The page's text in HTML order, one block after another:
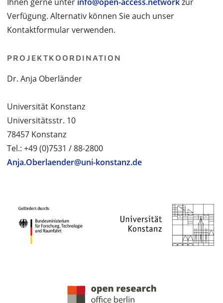
Verfügung. Alternativ können Sie auch unser
Kontaktformular verwenden.
PROJEKTKOORDINATION
Dr. Anja Oberländer
Universität Konstanz
Universitätsstr. 10
78457 Konstanz
Tel.: +49 (0)7531 / 88-2800
Anja.Oberlaender@uni-konstanz.de